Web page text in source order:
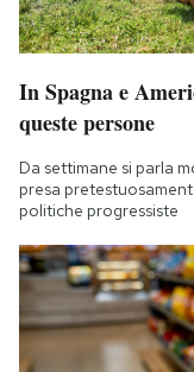
In Spagna e
queste persone
Da settimane si parla
presa
politiche progressiste